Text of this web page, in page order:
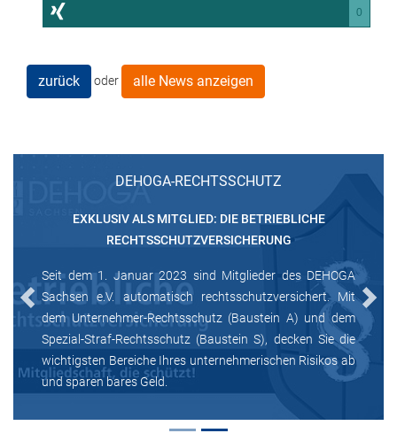
0
zurück oder alle News anzeigen
DEHOGA-RECHTSSCHUTZ
EXKLUSIV ALS MITGLIED: DIE BETRIEBLICHE
RECHTSSCHUTZVERSICHERUNG
Seit dem 1. Januar 2023 sind Mitglieder des DEHOGA
Sachsen e.V. automatisch rechtsschutzversichert. Mit
dem Unternehmer-Rechtsschutz (Baustein A) und dem
Spezial-Straf-Rechtsschutz (Baustein S), decken Sie die
wichtigsten Bereiche Ihres unternehmerischen Risikos ab
und sparen bares Geld.
Previous Next